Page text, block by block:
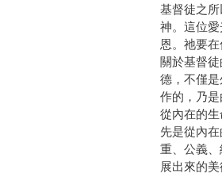
基督徒之
神。這位
恩。祂要
關於基督
德，不僅
作的，乃
從內在的
先是從內
重、公義
展出來的